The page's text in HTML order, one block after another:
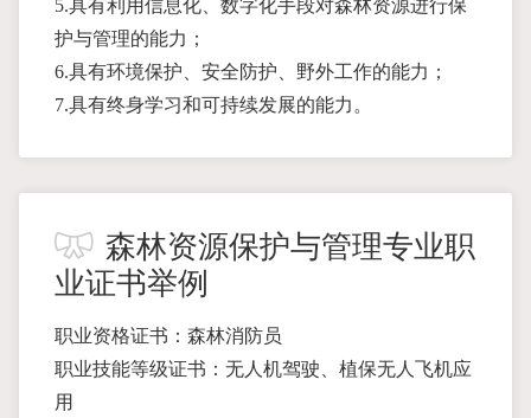
5.具有利用信息化、数字化手段对森林资源进行保
护与管理的能力；
6.具有环境保护、安全防护、野外工作的能力；
7.具有终身学习和可持续发展的能力。
森林资源保护与管理专业职
业证书举例
职业资格证书：森林消防员
职业技能等级证书：无人机驾驶、植保无人飞机应
用